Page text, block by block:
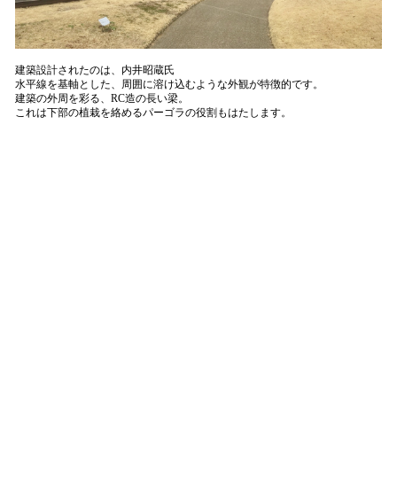
建築設計されたのは、内井昭蔵氏
水平線を基軸とした、周囲に溶け込むような外観が特徴的です。
建築の外周を彩る、RC造の長い梁。
これは下部の植栽を絡めるパーゴラの役割もはたします。